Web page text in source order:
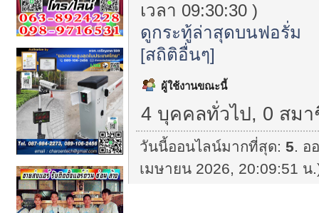
เวลา 09:30:30 )
ดูกระทู้ล่าสุดบนฟอรั่ม
[สถิติอื่นๆ]
ผู้ใช้งานขณะนี้
4 บุคคลทั่วไป, 0 สม
วันนี้ออนไลน์มากที่สุด:5. อ
เมษายน 2026, 20:09:51 น